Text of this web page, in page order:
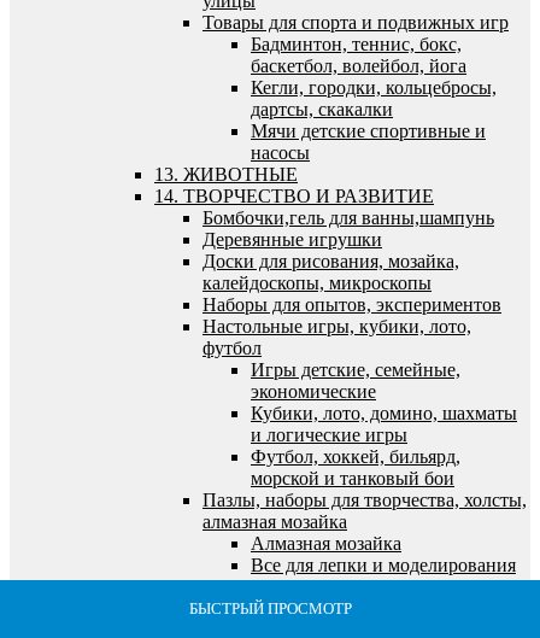
БЫСТРЫЙ ПРОСМОТР
БЫСТРЫЙ ПРОСМОТР
БЫСТРЫЙ ПРОСМОТР
БЫСТРЫЙ ПРОСМОТР
БЫСТРЫЙ ПРОСМОТР
Товары для спорта и подвижных игр
Бадминтон, теннис, бокс,
баскетбол, волейбол, йога
Кегли, городки, кольцебросы,
дартсы, скакалки
Мячи детские спортивные и
насосы
13. ЖИВОТНЫЕ
14. ТВОРЧЕСТВО И РАЗВИТИЕ
Бомбочки,гель для ванны,шампунь
Деревянные игрушки
Доски для рисования, мозайка,
калейдоскопы, микроскопы
Наборы для опытов, экспериментов
Настольные игры, кубики, лото,
футбол
Игры детские, семейные,
экономические
Кубики, лото, домино, шахматы
и логические игры
Футбол, хоккей, бильярд,
морской и танковый бои
Пазлы, наборы для творчества, холсты,
алмазная мозайка
Алмазная мозайка
Все для лепки и моделирования
Все для рисования и росписи
Выжигание по дереву